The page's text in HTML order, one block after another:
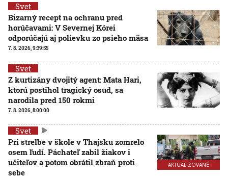
Svet
Bizarný recept na ochranu pred
horúčavami: V Severnej Kórei
odporúčajú aj polievku zo psieho mäsa
7. 8. 2026, 9:39:55
Svet
Z kurtizány dvojitý agent: Mata Hari,
ktorú postihol tragický osud, sa
narodila pred 150 rokmi
7. 8. 2026, 8:00:00
AKTUALIZOVANÉ
Svet
Pri streľbe v škole v Thajsku zomrelo
osem ľudí. Páchateľ zabil žiakov i
učiteľov a potom obrátil zbraň proti
sebe